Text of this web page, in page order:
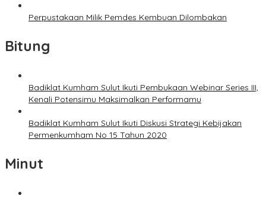
Perpustakaan Milik Pemdes Kembuan Dilombakan
Bitung
Badiklat Kumham Sulut Ikuti Pembukaan Webinar Series III,
Kenali Potensimu Maksimalkan Performamu
Badiklat Kumham Sulut Ikuti Diskusi Strategi Kebijakan
Permenkumham No 15 Tahun 2020
Minut